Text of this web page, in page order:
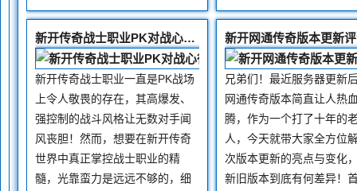
新开传奇战士职业PK对战心得与弱点利用技巧分享
新开传奇战士职业一直是PK战场
上令人敬畏的存在，其高爆发、
强控制的战斗风格让无数对手闻
风丧胆！然而，想要在新开传奇
世界中真正掌控战士职业的精
髓，光靠蛮力是远远不够的，细
兄弟们！最近服务器更新
网通传奇版本简直让人热
腾，作为一个打了十年的
人，今天就带大家全方位
次版本更新的亮点与变化
新旧版本到底有何差异！